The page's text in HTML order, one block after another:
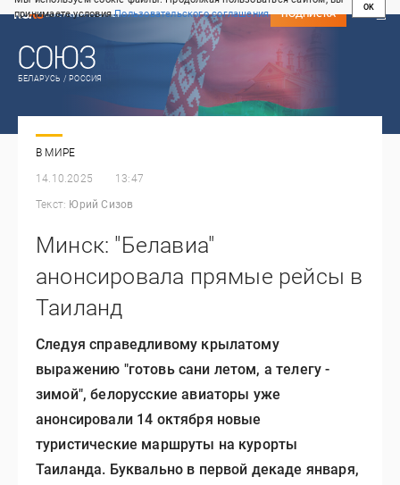
принимаете условияПользовательского соглашения
OK
СВЕЖИЙ НОМЕР
ПОДПИСКА
БЕЛАРУСЬ / РОССИЯ
В МИРЕ
14.10.2025 13:47
Текст: Юрий Сизов
Минск: "Белавиа"
анонсировала прямые рейсы в
Таиланд
Следуя справедливому крылатому
выражению "готовь сани летом, а телегу -
зимой", белорусские авиаторы уже
анонсировали 14 октября новые
туристические маршруты на курорты
Таиланда. Буквально в первой декаде января,